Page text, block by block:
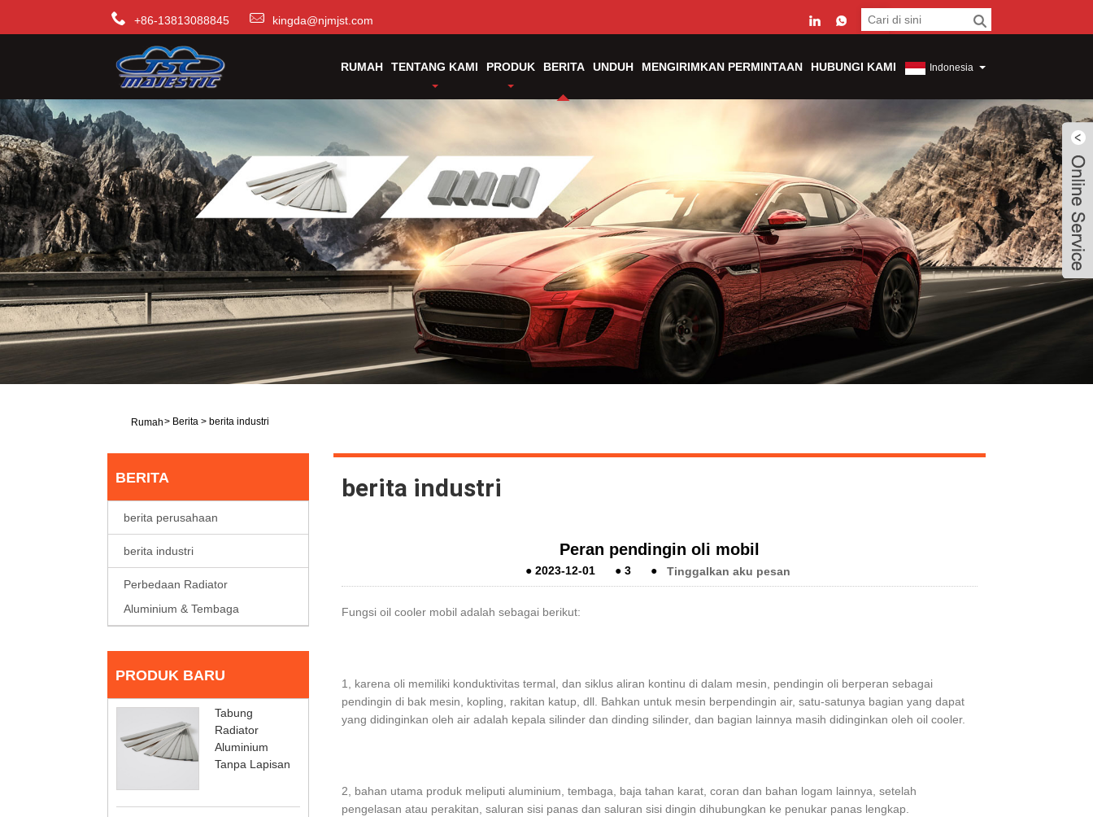
+86-13813088845 kingda@njmjst.com
RUMAH TENTANG KAMI PRODUK BERITA UNDUH MENGIRIMKAN PERMINTAAN HUBUNGI KAMI Indonesia
Rumah> Berita > berita industri
BERITA
berita perusahaan
berita industri
Perbedaan Radiator
Aluminium & Tembaga
PRODUK BARU
Tabung
Radiator
Aluminium
Tanpa Lapisan
berita industri
Peran pendingin oli mobil
● 2023-12-01 ● 3 ● Tinggalkan aku pesan
Fungsi oil cooler mobil adalah sebagai berikut:
1, karena oli memiliki konduktivitas termal, dan siklus aliran kontinu di dalam mesin, pendingin oli berperan sebagai
pendingin di bak mesin, kopling, rakitan katup, dll. Bahkan untuk mesin berpendingin air, satu-satunya bagian yang dapat
yang didinginkan oleh air adalah kepala silinder dan dinding silinder, dan bagian lainnya masih didinginkan oleh oil cooler.
2, bahan utama produk meliputi aluminium, tembaga, baja tahan karat, coran dan bahan logam lainnya, setelah
pengelasan atau perakitan, saluran sisi panas dan saluran sisi dingin dihubungkan ke penukar panas lengkap.